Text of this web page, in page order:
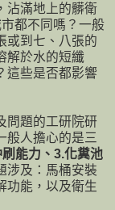
沾滿地上的髒衛
都不同嗎？一般
或到七、八張的
解於水的短纖
這些是否都影響
問題的工研院研
般人擔心的是三
能力、3.化糞池
涉及：馬桶安裝
功能，以及衛生